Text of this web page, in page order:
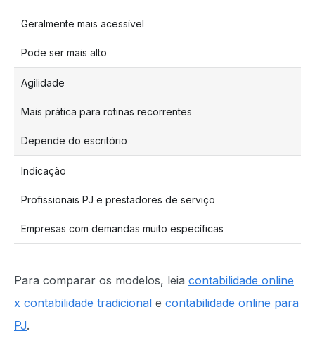
Geralmente mais acessível
Pode ser mais alto
Agilidade
Mais prática para rotinas recorrentes
Depende do escritório
Indicação
Profissionais PJ e prestadores de serviço
Empresas com demandas muito específicas
Para comparar os modelos, leia contabilidade online
x contabilidade tradicional e contabilidade online para
PJ.